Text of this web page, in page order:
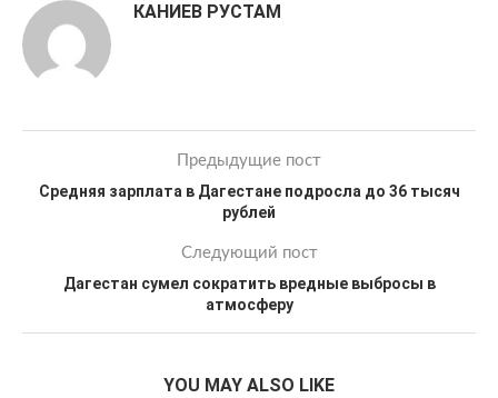
КАНИЕВ РУСТАМ
Предыдущие пост
Средняя зарплата в Дагестане подросла до 36 тысяч
рублей
Следующий пост
Дагестан сумел сократить вредные выбросы в
атмосферу
YOU MAY ALSO LIKE